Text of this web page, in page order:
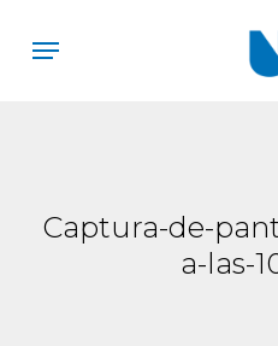
Menu
Captura-de-
a-las-